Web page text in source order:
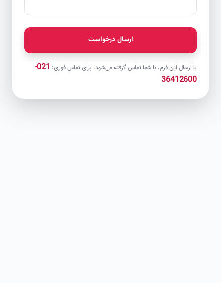
ارسال درخواست
با ارسال این فرم، با شما تماس گرفته می‌شود. برای تماس فوری:
021-
36412600